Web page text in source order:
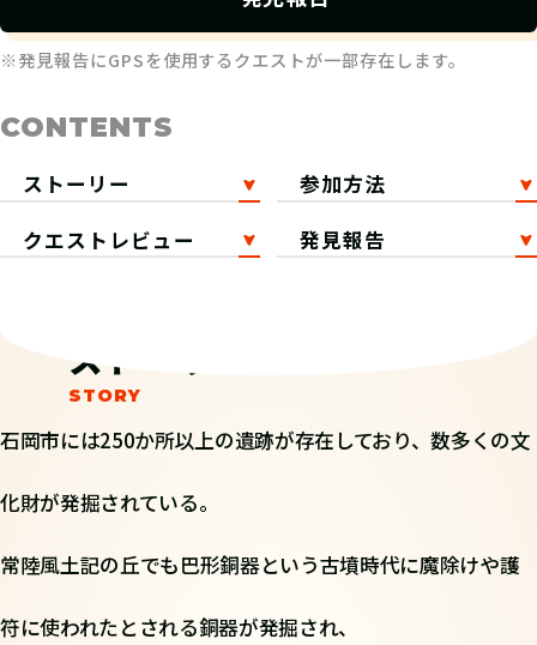
※発見報告にGPSを使用するクエストが一部存在します。
CONTENTS
ストーリー
参加方法
クエストレビュー
発見報告
ストーリー
石岡市には250か所以上の遺跡が存在しており、数多くの文
化財が発掘されている。
常陸風土記の丘でも巴形銅器という古墳時代に魔除けや護
符に使われたとされる銅器が発掘され、